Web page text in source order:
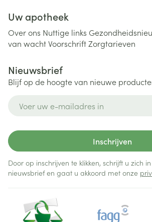
Uw apotheek
Over ons Nuttige links
van wachtVoorschriftZorgtarieven
Nieuwsbrief
Blijf op de hoogte van nieuwe
Inschrijven
Door op inschrijven te klikken, schrijft u zich
nieuwsbrief en gaat u akkoord met onze